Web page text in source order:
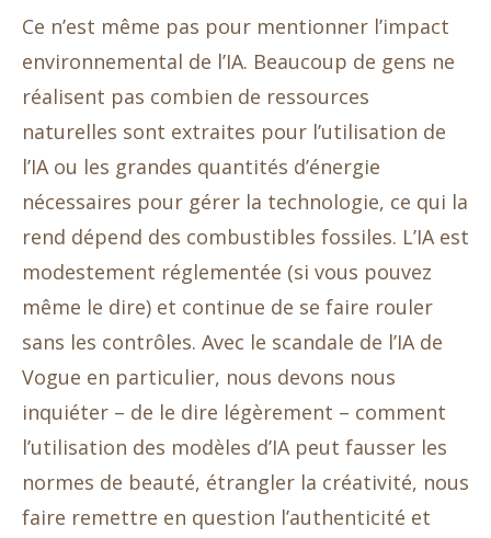
Ce n’est même pas pour mentionner l’impact
environnemental de l’IA. Beaucoup de gens ne
réalisent pas combien de ressources
naturelles sont extraites pour l’utilisation de
l’IA ou les grandes quantités d’énergie
nécessaires pour gérer la technologie, ce qui la
rend dépend des combustibles fossiles. L’IA est
modestement réglementée (si vous pouvez
même le dire) et continue de se faire rouler
sans les contrôles. Avec le scandale de l’IA de
Vogue en particulier, nous devons nous
inquiéter – de le dire légèrement – comment
l’utilisation des modèles d’IA peut fausser les
normes de beauté, étrangler la créativité, nous
faire remettre en question l’authenticité et